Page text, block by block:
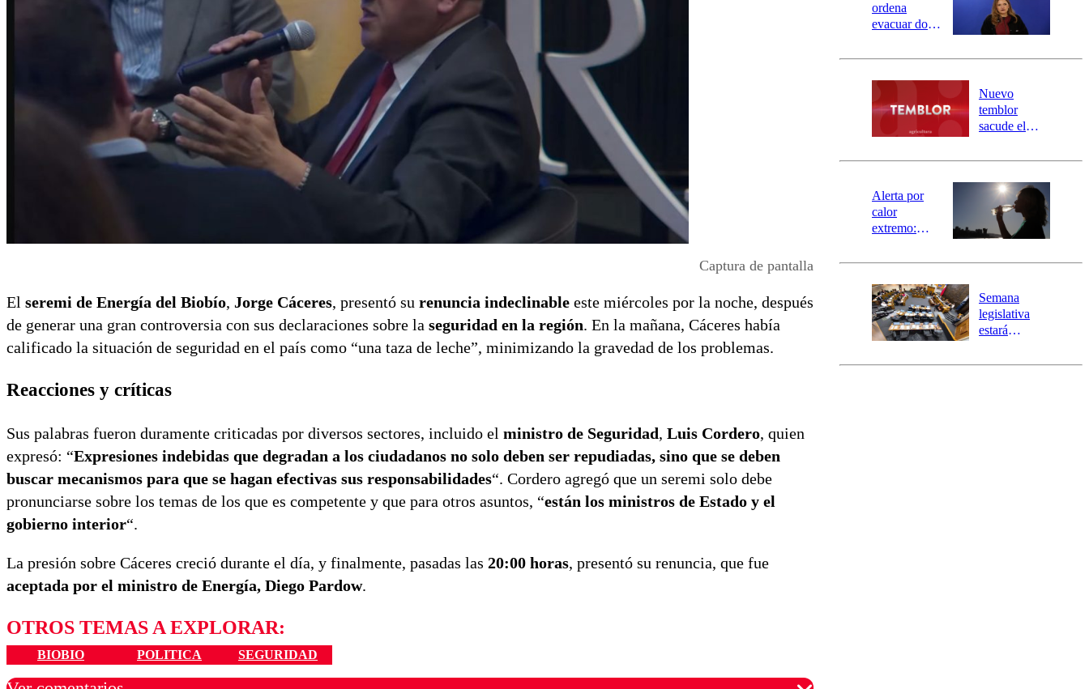
Captura de pantalla
El seremi de Energía del Biobío, Jorge Cáceres, presentó su renuncia indeclinable este miércoles por la noche, después
de generar una gran controversia con sus declaraciones sobre la seguridad en la región. En la mañana, Cáceres había
calificado la situación de seguridad en el país como “una taza de leche”, minimizando la gravedad de los problemas.
Reacciones y críticas
Sus palabras fueron duramente criticadas por diversos sectores, incluido el ministro de Seguridad, Luis Cordero, quien
expresó: “Expresiones indebidas que degradan a los ciudadanos no solo deben ser repudiadas, sino que se deben
buscar mecanismos para que se hagan efectivas sus responsabilidades“. Cordero agregó que un seremi solo debe
pronunciarse sobre los temas de los que es competente y que para otros asuntos, “están los ministros de Estado y el
gobierno interior“.
La presión sobre Cáceres creció durante el día, y finalmente, pasadas las 20:00 horas, presentó su renuncia, que fue
aceptada por el ministro de Energía, Diego Pardow.
OTROS TEMAS A EXPLORAR:
BIOBIO POLITICA SEGURIDAD
ordena
evacuar dos
Carahue por
río Damas:
activa
mensajería
SAE
Nuevo
temblor
sacude el
revisa la
epicentro
Alerta por
calor
extremo:
activa Alerta
Preventiva en
tres comunas
Semana
legislativa
estará
el fin de la